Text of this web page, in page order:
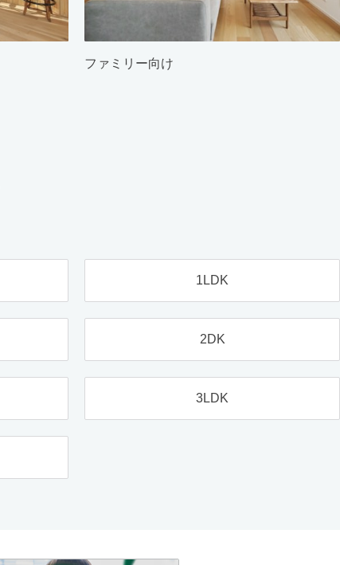
ファミリー向け
1LDK
2DK
3LDK